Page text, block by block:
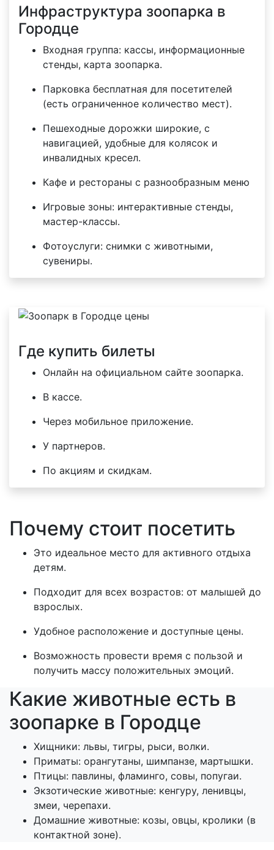
Инфраструктура зоопарка в
Городце
Входная группа: кассы, информационные
стенды, карта зоопарка.
Парковка бесплатная для посетителей
(есть ограниченное количество мест).
Пешеходные дорожки широкие, с
навигацией, удобные для колясок и
инвалидных кресел.
Кафе и рестораны с разнообразным меню
Игровые зоны: интерактивные стенды,
мастер-классы.
Фотоуслуги: снимки с животными,
сувениры.
Где купить билеты
Онлайн на официальном сайте зоопарка.
В кассе.
Через мобильное приложение.
У партнеров.
По акциям и скидкам.
Почему стоит посетить
Это идеальное место для активного отдыха
детям.
Подходит для всех возрастов: от малышей до
взрослых.
Удобное расположение и доступные цены.
Возможность провести время с пользой и
получить массу положительных эмоций.
Какие животные есть в
зоопарке в Городце
Хищники: львы, тигры, рыси, волки.
Приматы: орангутаны, шимпанзе, мартышки.
Птицы: павлины, фламинго, совы, попугаи.
Экзотические животные: кенгуру, ленивцы,
змеи, черепахи.
Домашние животные: козы, овцы, кролики (в
контактной зоне).